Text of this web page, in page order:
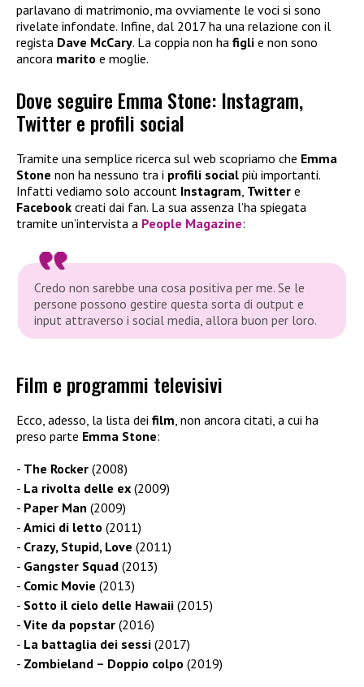
parlavano di matrimonio, ma ovviamente le voci si sono
rivelate infondate. Infine, dal 2017 ha una relazione con il
regista Dave McCary. La coppia non ha figli e non sono
ancora marito e moglie.
Dove seguire Emma Stone: Instagram,
Twitter e profili social
Tramite una semplice ricerca sul web scopriamo che Emma
Stone non ha nessuno tra i profili social più importanti.
Infatti vediamo solo account Instagram Twitter e
Facebook creati dai fan. La sua assenza l’ha spiegata
tramite un’intervista a People Magazine:
Credo non sarebbe una cosa positiva per me. Se le
persone possono gestire questa sorta di output e
input attraverso i social media, allora buon per loro.
Film e programmi televisivi
Ecco, adesso, la lista dei film, non ancora citati, a cui ha
preso parte Emma Stone:
The Rocker (2008)
La rivolta delle ex (2009)
Paper Man (2009)
Amici di letto (2011)
Crazy, Stupid, Love (2011)
Gangster Squad (2013)
Comic Movie (2013)
Sotto il cielo delle Hawaii (2015)
Vite da popstar (2016)
La battaglia dei sessi (2017)
Zombieland – Doppio colpo (2019)